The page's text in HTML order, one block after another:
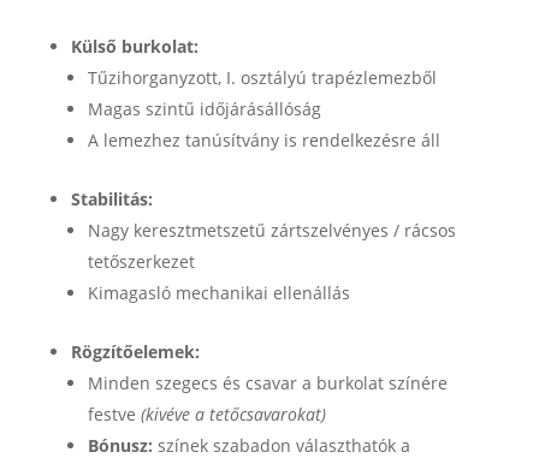
Külső burkolat:
Tűzihorganyzott, I. osztályú trapézlemezből
Magas szintű időjárásállóság
A lemezhez tanúsítvány is rendelkezésre áll
Stabilitás:
Nagy keresztmetszetű zártszelvényes / rácsos
tetőszerkezet
Kimagasló mechanikai ellenállás
Rögzítőelemek:
Minden szegecs és csavar a burkolat színére
festve (kivéve a tetőcsavarokat)
Bónusz: színek szabadon választhatók a